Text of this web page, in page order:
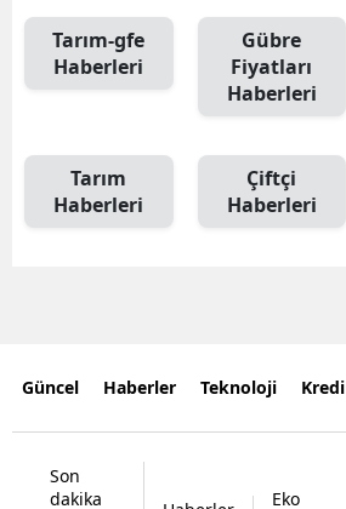
Tarım-gfe
Haberleri
Gübre
Fiyatları
Haberleri
Tarım
Haberleri
Çiftçi
Haberleri
Güncel Haberler Teknoloji Kredi
Son
dakika
Eko